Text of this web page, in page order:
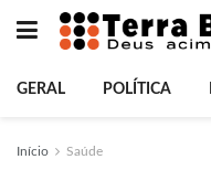
GERAL POLÍTICA
Início Saúde